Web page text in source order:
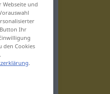
und
Ihr
den Cookies
.